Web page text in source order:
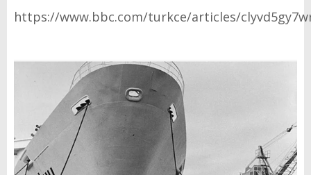
https://www.bbc.com/turkce/articles/